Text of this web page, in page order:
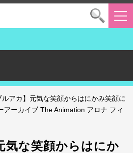
ルアカ】元気な笑顔からはにかみ笑顔に
アーカイブ The Animation アロナ フィ
気な笑顔からはにか